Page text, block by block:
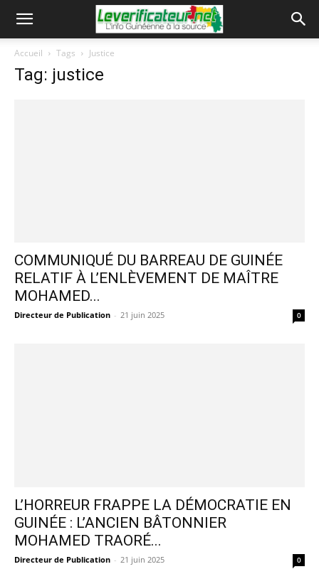
Accueil Tags Justice
Tag: justice
COMMUNIQUÉ DU BARREAU DE GUINÉE
RELATIF À L’ENLÈVEMENT DE MAÎTRE
MOHAMED...
Directeur de Publication - 21 juin 2025 0
L’HORREUR FRAPPE LA DÉMOCRATIE EN
GUINÉE : L’ANCIEN BÂTONNIER
MOHAMED TRAORÉ...
Directeur de Publication - 21 juin 2025 0